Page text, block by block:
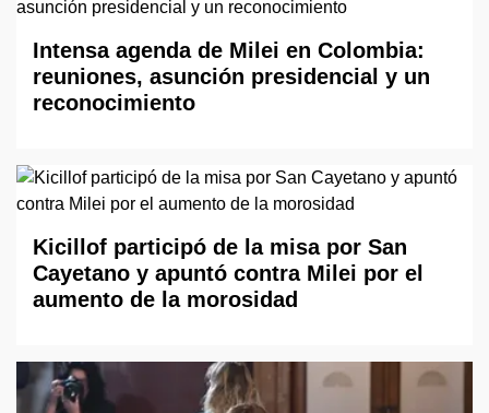
Intensa agenda de Milei en Colombia:
reuniones, asunción presidencial y un
reconocimiento
Kicillof participó de la misa por San
Cayetano y apuntó contra Milei por el
aumento de la morosidad